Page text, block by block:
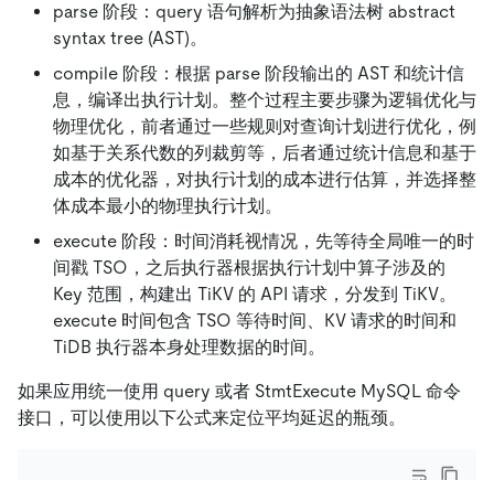
parse 阶段：query 语句解析为抽象语法树 abstract
syntax tree (AST)。
compile 阶段：根据 parse 阶段输出的 AST 和统计信
息，编译出执行计划。整个过程主要步骤为逻辑优化与
物理优化，前者通过一些规则对查询计划进行优化，例
如基于关系代数的列裁剪等，后者通过统计信息和基于
成本的优化器，对执行计划的成本进行估算，并选择整
体成本最小的物理执行计划。
execute 阶段：时间消耗视情况，先等待全局唯一的时
间戳 TSO，之后执行器根据执行计划中算子涉及的
Key 范围，构建出 TiKV 的 API 请求，分发到 TiKV。
execute 时间包含 TSO 等待时间、KV 请求的时间和
TiDB 执行器本身处理数据的时间。
如果应用统一使用 query 或者 StmtExecute MySQL 命令
接口，可以使用以下公式来定位平均延迟的瓶颈。